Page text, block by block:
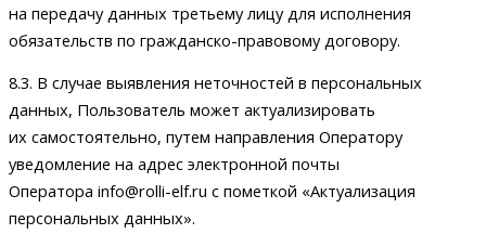
на передачу данных третьему лицу для исполнения
обязательств по гражданско-правовому договору.
8.3. В случае выявления неточностей в персональных
данных, Пользователь может актуализировать
их самостоятельно, путем направления Оператору
уведомление на адрес электронной почты
Оператора info@rolli-elf.ru с пометкой «Актуализация
персональных данных».